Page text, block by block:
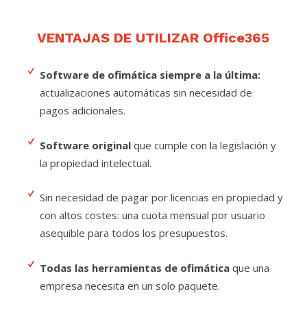
VENTAJAS DE UTILIZAR Office365
Software de ofimática siempre a la última:
actualizaciones automáticas sin necesidad de
pagos adicionales.
Software originalque cumple con la legislación y
la propiedad intelectual.
Sin necesidad de pagar por licencias en propiedad y
con altos costes: una cuota mensual por usuario
asequible para todos los presupuestos.
Todas las herramientas de ofimáticaque una
empresa necesita en un solo paquete.